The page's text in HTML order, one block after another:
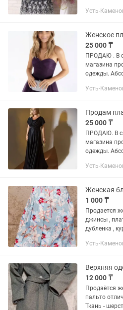
хлопка. По
талии...
Усть-
Женское
25 000 ₸
ПРОДАЮ . В
магазина
одежды.
коктейльное
сзади на...
Усть-
Продам
25 000 ₸
ПРОДАЮ. В
магазина
одежды.
цвета ,
Усть-
Женская
1 000 ₸
Продается
джинсы ,
дубленка ,
Желательно
Усть-
12 000 ₸
Продаётся
пальто
Ткань -